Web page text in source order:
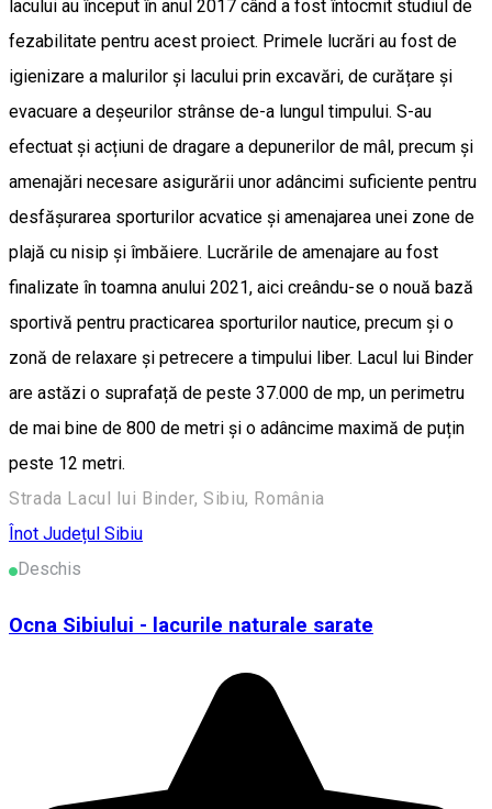
lacului au început în anul 2017 când a fost întocmit studiul de
fezabilitate pentru acest proiect. Primele lucrări au fost de
igienizare a malurilor și lacului prin excavări, de curățare și
evacuare a deșeurilor strânse de-a lungul timpului. S-au
efectuat și acțiuni de dragare a depunerilor de mâl, precum și
amenajări necesare asigurării unor adâncimi suficiente pentru
desfășurarea sporturilor acvatice și amenajarea unei zone de
plajă cu nisip și îmbăiere. Lucrările de amenajare au fost
finalizate în toamna anului 2021, aici creându-se o nouă bază
sportivă pentru practicarea sporturilor nautice, precum și o
zonă de relaxare și petrecere a timpului liber. Lacul lui Binder
are astăzi o suprafață de peste 37.000 de mp, un perimetru
de mai bine de 800 de metri și o adâncime maximă de puțin
peste 12 metri.
Strada Lacul lui Binder, Sibiu, România
Înot Județul Sibiu
Deschis
Ocna Sibiului - lacurile naturale sarate